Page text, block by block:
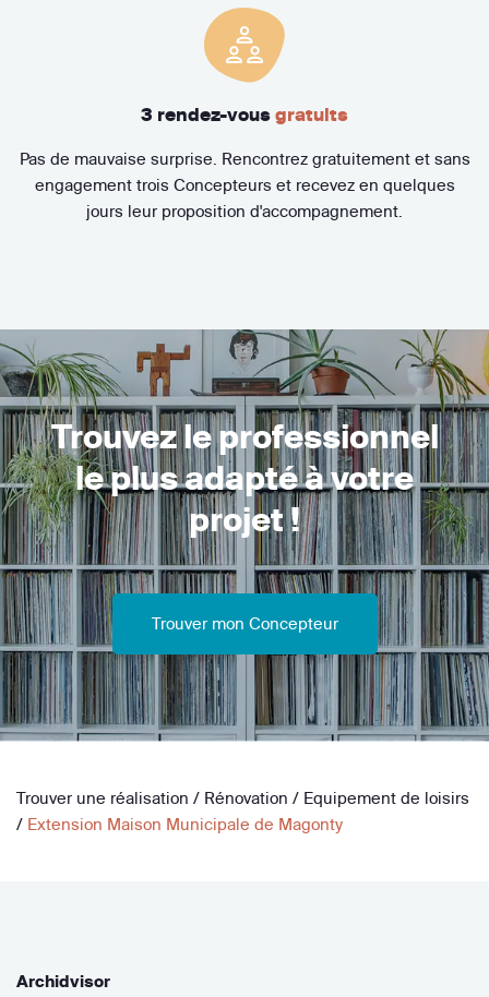
3 rendez-vous gratuits
Pas de mauvaise surprise. Rencontrez gratuitement et sans
engagement trois Concepteurs et recevez en quelques
jours leur proposition d'accompagnement.
Trouvez le professionnel
le plus adapté à votre
projet !
Trouver mon Concepteur
Trouver une réalisation / Rénovation / Equipement de loisirs
/ Extension Maison Municipale de Magonty
Archidvisor